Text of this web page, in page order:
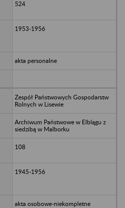
524
1953-1956
akta personalne
Zespół Państwowych Gospodarstw
Rolnych w Lisewie
Archiwum Państwowe w Elblągu z
siedzibą w Malborku
108
1945-1956
akta osobowe-niekompletne